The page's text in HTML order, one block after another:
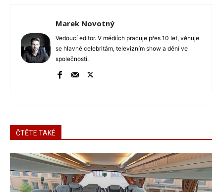
Marek Novotný
Vedoucí editor. V médiích pracuje přes 10 let, věnuje
se hlavně celebritám, televizním show a dění ve
společnosti.
ČTĚTE TAKÉ